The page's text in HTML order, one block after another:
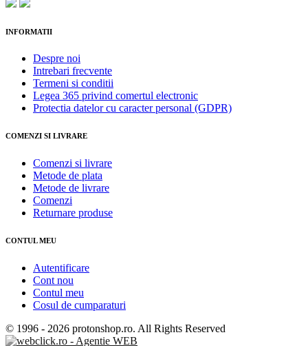
INFORMATII
Despre noi
Intrebari frecvente
Termeni si conditii
Legea 365 privind comertul electronic
Protectia datelor cu caracter personal (GDPR)
COMENZI SI LIVRARE
Comenzi si livrare
Metode de plata
Metode de livrare
Comenzi
Returnare produse
CONTUL MEU
Autentificare
Cont nou
Contul meu
Cosul de cumparaturi
© 1996 - 2026 protonshop.ro. All Rights Reserved